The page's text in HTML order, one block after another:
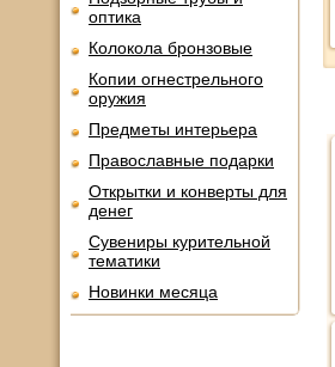
оптика
Колокола бронзовые
Копии огнестрельного
оружия
Предметы интерьера
Православные подарки
Открытки и конверты для
денег
Сувениры курительной
тематики
Новинки месяца